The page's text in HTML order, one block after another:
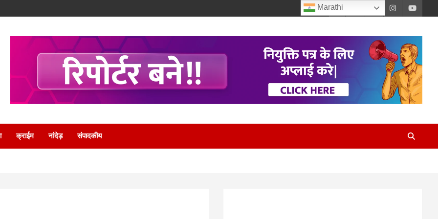
क्राईम नांदेड़ संपादकीय
Marathi